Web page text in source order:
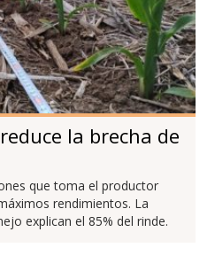
la brecha de
que toma el productor
rendimientos. La
explican el 85% del rinde.